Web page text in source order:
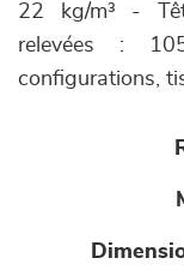
22 kg/m³ -
relevées :
configurations,